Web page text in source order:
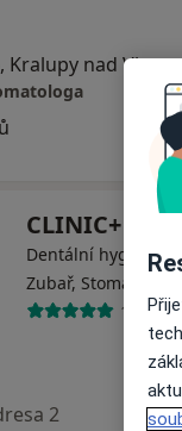
Kralupy nad
CLINIC+
Dentální
Zubař,
17
2